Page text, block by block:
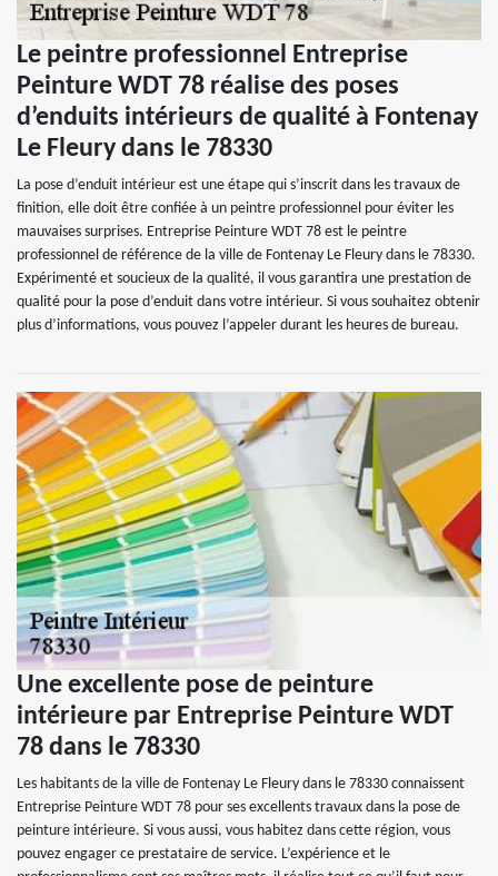
Le peintre professionnel Entreprise
Peinture WDT 78 réalise des poses
d’enduits intérieurs de qualité à Fontenay
Le Fleury dans le 78330
La pose d’enduit intérieur est une étape qui s’inscrit dans les travaux de
finition, elle doit être confiée à un peintre professionnel pour éviter les
mauvaises surprises. Entreprise Peinture WDT 78 est le peintre
professionnel de référence de la ville de Fontenay Le Fleury dans le 78330.
Expérimenté et soucieux de la qualité, il vous garantira une prestation de
qualité pour la pose d’enduit dans votre intérieur. Si vous souhaitez obtenir
plus d’informations, vous pouvez l’appeler durant les heures de bureau.
Une excellente pose de peinture
intérieure par Entreprise Peinture WDT
78 dans le 78330
Les habitants de la ville de Fontenay Le Fleury dans le 78330 connaissent
Entreprise Peinture WDT 78 pour ses excellents travaux dans la pose de
peinture intérieure. Si vous aussi, vous habitez dans cette région, vous
pouvez engager ce prestataire de service. L’expérience et le